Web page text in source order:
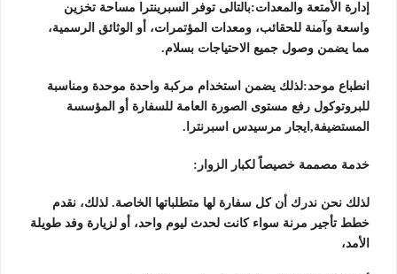
إدارة الأمتعة والمعدات:بالتالى توفر السبرينترا مساحة تخزين
واسعة وآمنة للحقائب، ومعدات المؤتمرات، أو الوثائق الرسمية،
مما يضمن وصول جميع الاحتياجات بسلام.
انطباع موحد:لذلك يضمن استخدام مركبة واحدة موحدة ومناسبة
للبروتوكول رفع مستوى الصورة العامة للسفارة أو المؤسسة
المستضيفة,ايجار مرسيدس اسبرنترا.
خدمة مصممة خصيصاً لكبار الزوار:
لذلك نحن ندرك أن كل سفارة لها متطلباتها الخاصة. لذلك، نقدم
خطط تأجير مرنة سواء كانت لحدث ليوم واحد، أو لزيارة وفد طويلة
الأمد،